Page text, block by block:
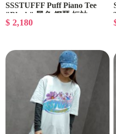
SSSTUFFF Puff Piano Tee
"Black" 黑色 鋼琴 短袖
$ 2,180